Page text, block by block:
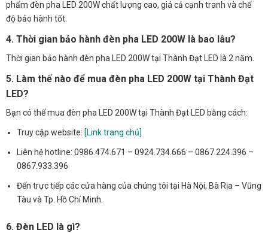
phẩm đèn pha LED 200W chất lượng cao, giá cả cạnh tranh và chế
độ bảo hành tốt.
4. Thời gian bảo hành đèn pha LED 200W là bao lâu?
Thời gian bảo hành đèn pha LED 200W tại Thành Đạt LED là 2 năm.
5. Làm thế nào để mua đèn pha LED 200W tại Thành Đạt
LED?
Bạn có thể mua đèn pha LED 200W tại Thành Đạt LED bằng cách:
Truy cập website: [Link trang chủ]
Liên hệ hotline: 0986.474.671 – 0924.734.666 – 0867.224.396 –
0867.933.396
Đến trực tiếp các cửa hàng của chúng tôi tại Hà Nội, Bà Rịa – Vũng
Tàu và Tp. Hồ Chí Minh.
6. Đèn LED là gì?